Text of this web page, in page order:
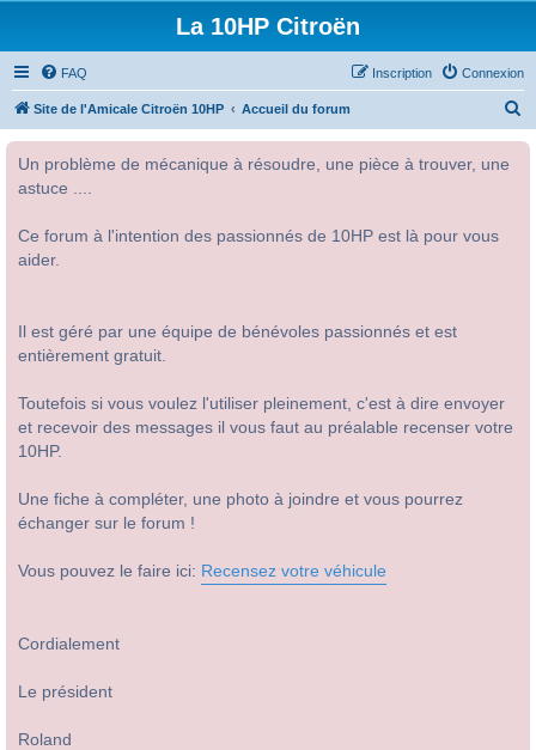
La 10HP Citroën
FAQ Connexion
Inscription
Site de l'Amicale Citroën 10HP Accueil du forum
Un problème de mécanique à résoudre, une pièce à trouver, une
astuce ....
Ce forum à l'intention des passionnés de 10HP est là pour vous
aider.
Il est géré par une équipe de bénévoles passionnés et est
entièrement gratuit.
Toutefois si vous voulez l'utiliser pleinement, c'est à dire envoyer
et recevoir des messages il vous faut au préalable recenser votre
10HP.
Une fiche à compléter, une photo à joindre et vous pourrez
échanger sur le forum !
Vous pouvez le faire ici: Recensez votre véhicule
Cordialement
Le président
Roland